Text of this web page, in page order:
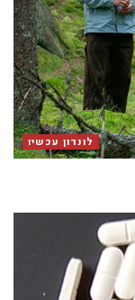
לונדון עכשיו